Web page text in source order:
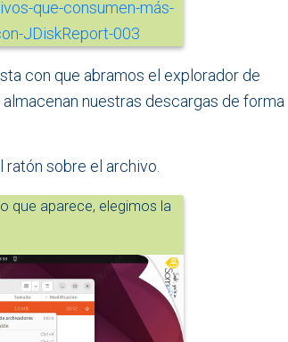
con que abramos el explorador de
nuestras descargas de forma
sobre el archivo.
que aparece, elegimos la